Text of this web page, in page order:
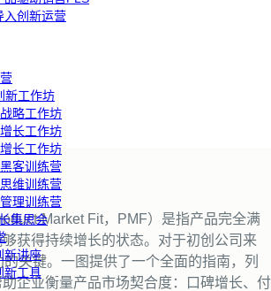
入创新运营
新工作坊
略工作坊
长工作坊
长工作坊
客训练营
维训练营
理训练营
集思会
新讲座
新工具
Market Fit，PMF）是指产品完全满
获得持续增长的状态。对于初创公司来
关键。一图提供了一个全面的指南，列
企业衡量产品市场契合度：口碑增长、付